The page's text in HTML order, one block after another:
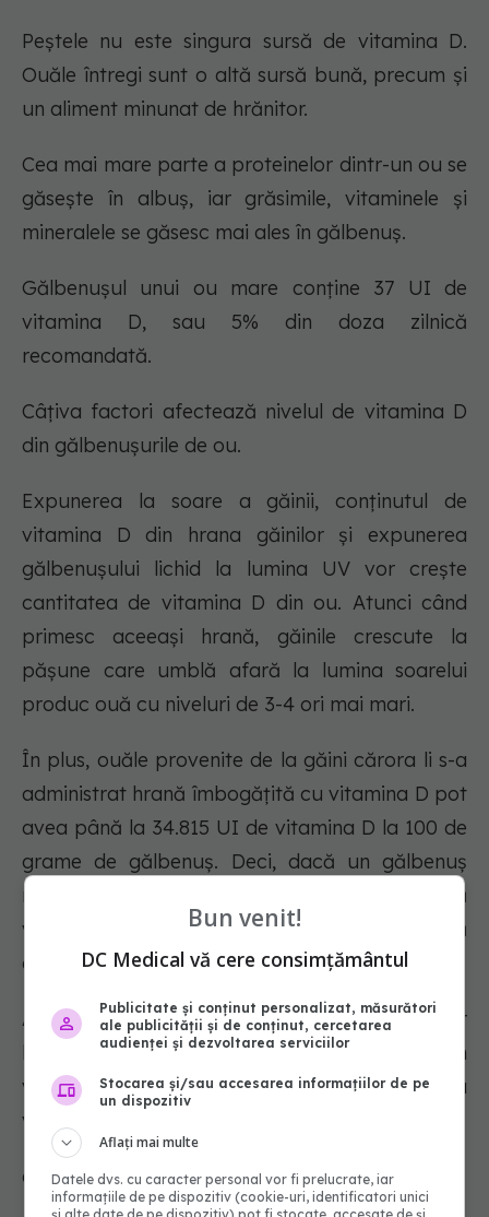
Peștele nu este singura sursă de vitamina D.
Ouăle întregi sunt o altă sursă bună, precum și
un aliment minunat de hrănitor.
Cea mai mare parte a proteinelor dintr-un ou se
găsește în albuș, iar grăsimile, vitaminele și
mineralele se găsesc mai ales în gălbenuș.
Gălbenușul unui ou mare conține 37 UI de
vitamina D, sau 5% din doza zilnică
recomandată.
Câțiva factori afectează nivelul de vitamina D
din gălbenușurile de ou.
Expunerea la soare a găinii, conținutul de
vitamina D din hrana găinilor și expunerea
gălbenușului lichid la lumina UV vor crește
cantitatea de vitamina D din ou. Atunci când
primesc aceeași hrană, găinile crescute la
pășune care umblă afară la lumina soarelui
produc ouă cu niveluri de 3-4 ori mai mari.
În plus, ouăle provenite de la găini cărora li s-a
administrat hrană îmbogățită cu vitamina D pot
avea până la 34.815 UI de vitamina D la 100 de
grame de gălbenuș. Deci, dacă un gălbenuș
reprezintă aproximativ 17 grame, înseamnă că
veți obține aproximativ de 2,5 ori doza zilnică
de vitamina D într-un singur ou.
Alegerea ouălor, fie de la găini crescute în aer
liber, fie comercializate ca fiind bogate în
vitamina D, poate fi o modalitate excelentă de a
vă satisface necesarul zilnic.
6. Ciuperci
Bun venit!
DC Medical vă cere consimțământul
Publicitate și conținut personalizat, măsurători
ale publicității și de conținut, cercetarea
audienței și dezvoltarea serviciilor
Stocarea și/sau accesarea informațiilor de pe
un dispozitiv
Aflați mai multe
Datele dvs. cu caracter personal vor fi prelucrate, iar
informațiile de pe dispozitiv (cookie-uri, identificatori unici